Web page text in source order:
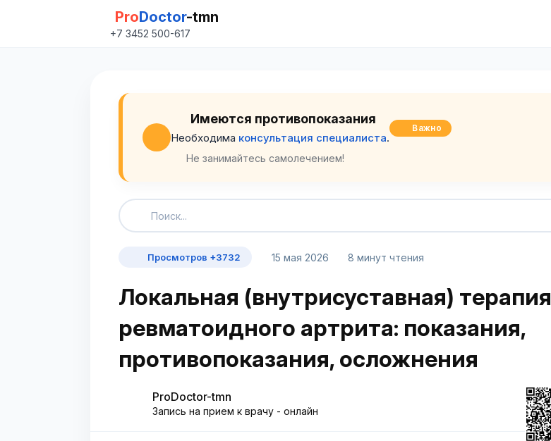
ProDoctor-tmn
+7 3452 500-617
Имеются противопоказания
Необходима консультация специалиста.
Важно
Не занимайтесь самолечением!
Просмотров +3732 15 мая 2026 8 минут чтения
Локальная (внутрисуставная) терапия
ревматоидного артрита: показания,
противопоказания, осложнения
ProDoctor-tmn
Запись на прием к врачу - онлайн